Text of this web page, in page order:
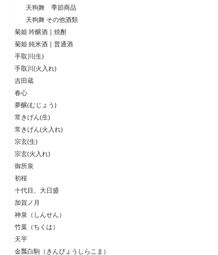
天狗舞 季節商品
天狗舞 その他酒類
菊姫 吟醸酒 | 焼酎
菊姫 純米酒 | 普通酒
手取川(生)
手取川(火入れ)
吉田蔵
春心
夢醸(むじょう)
常きげん(生)
常きげん(火入れ)
宗玄(生)
宗玄(火入れ)
御所泉
初桜
十代目、大日盛
加賀ノ月
神泉（しんせん）
竹葉（ちくは）
天平
金瓢白駒（きんぴょうしらこま）